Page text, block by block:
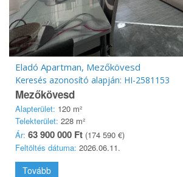
Eladó Apartman, Mezőkövesd
Keresés azonosító alapján: HI-2581153
Mezőkövesd
Alapterület: 120 m²
Telekterület: 228 m²
Ár: 63 900 000 Ft (174 590 €)
Feltöltés dátuma: 2026.06.11.
Tovább